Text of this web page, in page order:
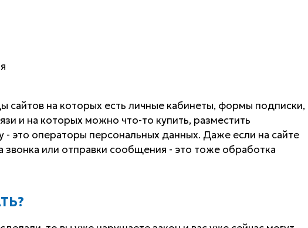
сайтов на которых есть личные кабинеты, формы подписки,
и на которых можно что-то купить, разместить
- это операторы персональных данных. Даже если на сайте
звонка или отправки сообщения - это тоже обработка